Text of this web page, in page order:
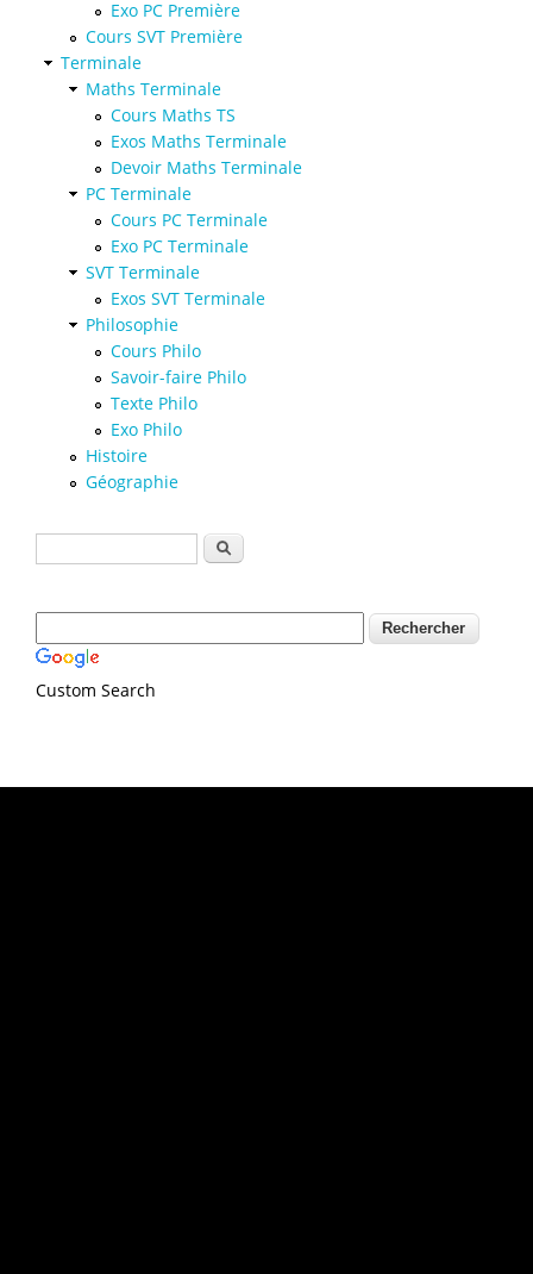
Exo PC Première
Cours SVT Première
Terminale
Maths Terminale
Cours Maths TS
Exos Maths Terminale
Devoir Maths Terminale
PC Terminale
Cours PC Terminale
Exo PC Terminale
SVT Terminale
Exos SVT Terminale
Philosophie
Cours Philo
Savoir-faire Philo
Texte Philo
Exo Philo
Histoire
Géographie
Formulaire de recherche
Rechercher
Custom Search